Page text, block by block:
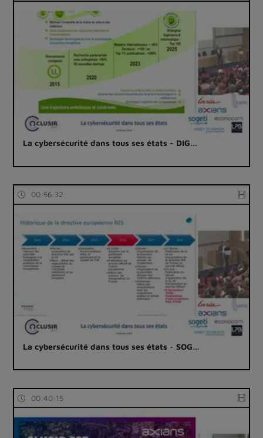
La cybersécurité dans tous ses états - DIG…
00:56:32
La cybersécurité dans tous ses états - SOG…
00:40:15